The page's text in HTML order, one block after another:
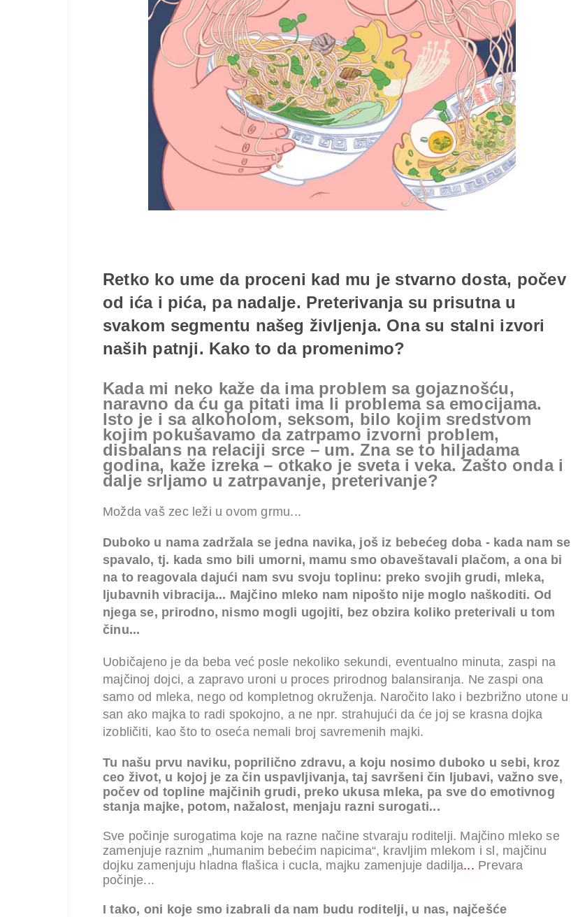
Retko ko ume da proceni kad mu je stvarno dosta, počev
od ića i pića, pa nadalje. Preterivanja su prisutna u
svakom segmentu našeg življenja. Ona su stalni izvori
naših patnji. Kako to da promenimo?
Kada mi neko kaže da ima problem sa gojaznošću,
naravno da ću ga pitati ima li problema sa emocijama.
Isto je i sa alkoholom, seksom, bilo kojim sredstvom
kojim pokušavamo da zatrpamo izvorni problem,
disbalans na relaciji srce – um. Zna se to hiljadama
godina, kaže izreka – otkako je sveta i veka. Zašto onda i
dalje srljamo u zatrpavanje, preterivanje?
Možda vaš zec leži u ovom grmu...
Duboko u nama zadržala se jedna navika, još iz bebećeg doba - kada nam se
spavalo, tj. kada smo bili umorni, mamu smo obaveštavali plačom, a ona bi
na to reagovala dajući nam svu svoju toplinu: preko svojih grudi, mleka,
ljubavnih vibracija... Majčino mleko nam nipošto nije moglo naškoditi. Od
njega se, prirodno, nismo mogli ugojiti, bez obzira koliko preterivali u tom
činu...
Uobičajeno je da beba već posle nekoliko sekundi, eventualno minuta, zaspi na
majčinoj dojci, a zapravo uroni u proces prirodnog balansiranja. Ne zaspi ona
samo od mleka, nego od kompletnog okruženja. Naročito lako i bezbrižno utone u
san ako majka to radi spokojno, a ne npr. strahujući da će joj se krasna dojka
izobličiti, kao što to oseća nemali broj savremenih majki.
Tu našu prvu naviku, poprilično zdravu, a koju nosimo duboko u sebi, kroz
ceo život, u kojoj je za čin uspavljivanja, taj savršeni čin ljubavi, važno sve,
počev od topline majčinih grudi, preko ukusa mleka, pa sve do emotivnog
stanja majke, potom, nažalost, menjaju razni surogati...
Sve počinje surogatima koje na razne načine stvaraju roditelji. Majčino mleko se
zamenjuje raznim „humanim bebećim napicima“, kravljim mlekom i sl, majčinu
dojku zamenjuju hladna flašica i cucla, majku zamenjuje dadilja... Prevara
počinje...
I tako, oni koje smo izabrali da nam budu roditelji, u nas, najčešće